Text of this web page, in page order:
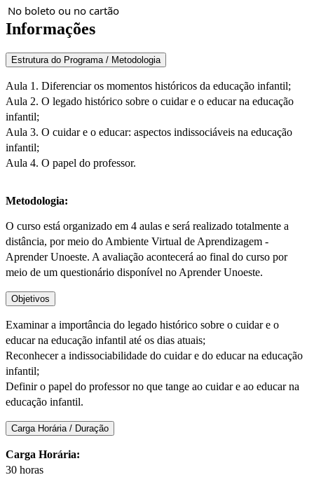
No boleto ou no cartão
Informações
Estrutura do Programa / Metodologia
Aula 1. Diferenciar os momentos históricos da educação infantil;
Aula 2. O legado histórico sobre o cuidar e o educar na educação
infantil;
Aula 3. O cuidar e o educar: aspectos indissociáveis na educação
infantil;
Aula 4. O papel do professor.
Metodologia:
O curso está organizado em 4 aulas e será realizado totalmente a
distância, por meio do Ambiente Virtual de Aprendizagem -
Aprender Unoeste. A avaliação acontecerá ao final do curso por
meio de um questionário disponível no Aprender Unoeste.
Objetivos
Examinar a importância do legado histórico sobre o cuidar e o
educar na educação infantil até os dias atuais;
Reconhecer a indissociabilidade do cuidar e do educar na educação
infantil;
Definir o papel do professor no que tange ao cuidar e ao educar na
educação infantil.
Carga Horária / Duração
Carga Horária:
30 horas